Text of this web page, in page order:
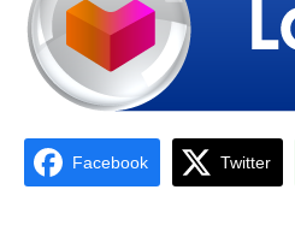
Facebook Twitter